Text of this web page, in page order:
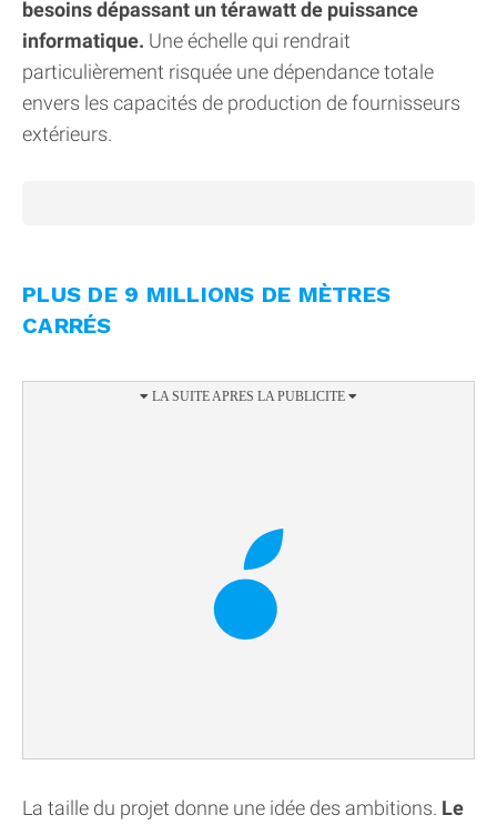
besoins dépassant un térawatt de puissance
informatique. Une échelle qui rendrait
particulièrement risquée une dépendance totale
envers les capacités de production de fournisseurs
extérieurs.
PLUS DE 9 MILLIONS DE MÈTRES
CARRÉS
La taille du projet donne une idée des ambitions. Le